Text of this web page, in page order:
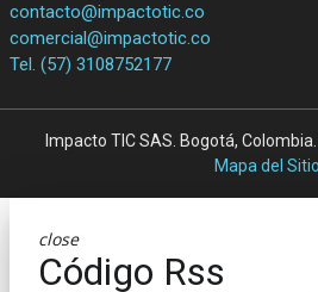
contacto@impactotic.co
comercial@impactotic.co
Tel. (57) 3108752177
Impacto TIC SAS. Bogotá,
Mapa del Sitio
close
Código Rss